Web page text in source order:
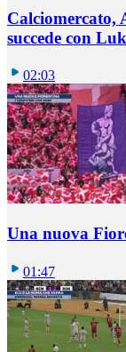
Calciomercato,
succede con
02:03
Una nuova
01:47